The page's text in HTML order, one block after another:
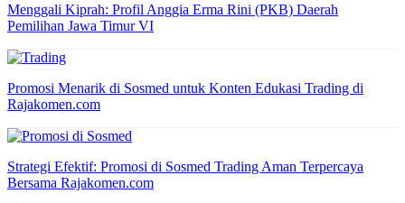
Menggali Kiprah: Profil Anggia Erma Rini (PKB) Daerah
Pemilihan Jawa Timur VI
Promosi Menarik di Sosmed untuk Konten Edukasi Trading di
Rajakomen.com
Strategi Efektif: Promosi di Sosmed Trading Aman Terpercaya
Bersama Rajakomen.com